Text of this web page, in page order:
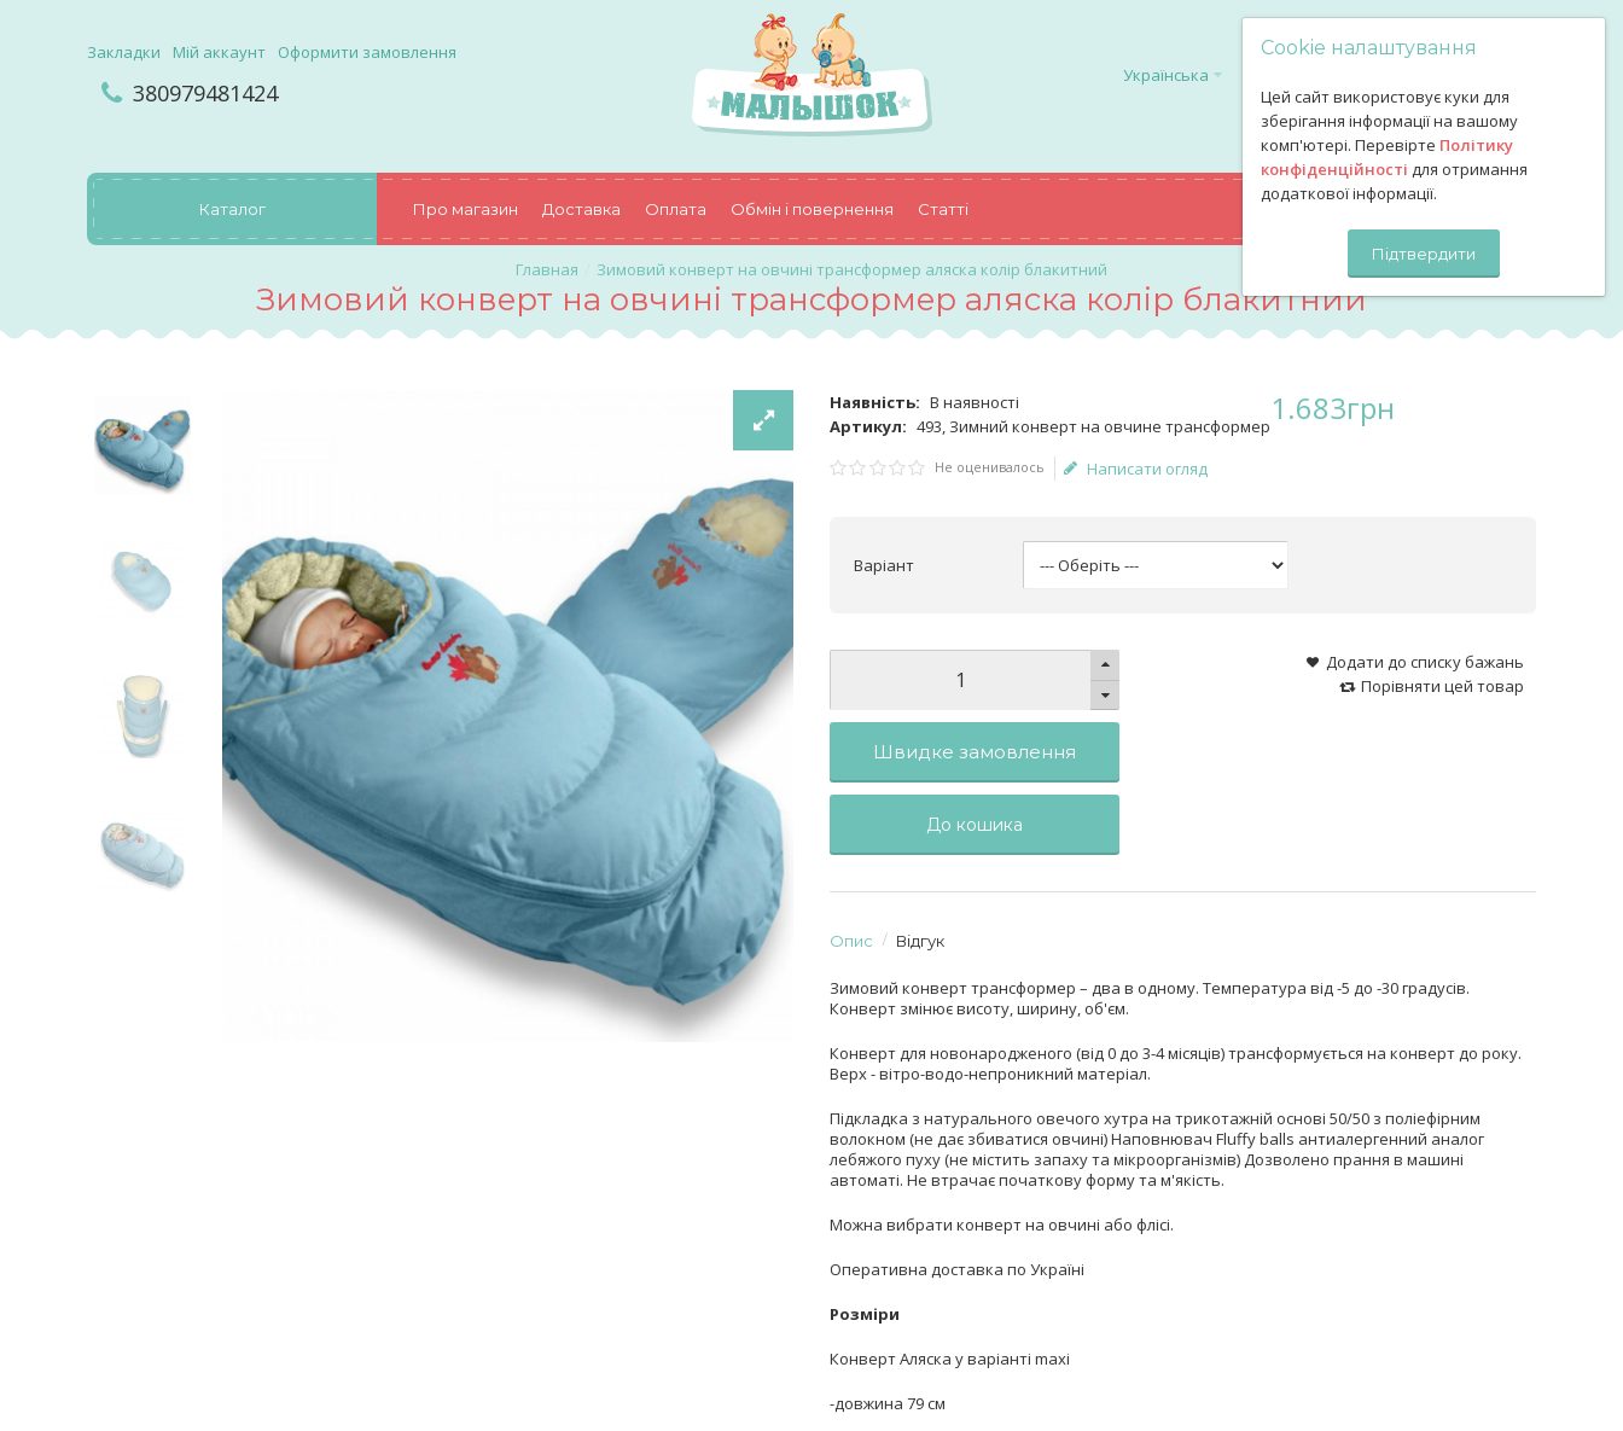
Cookie налаштування
Цей сайт використовує куки для
зберігання інформації на вашому
комп'ютері. Перевірте Політику
конфіденційності для отримання
додаткової інформації.
Підтвердити
Закладки Мій аккаунт Оформити замовлення
380979481424
Українська
Каталог Про магазин Доставка Оплата Обмін і повернення Статті КОШИК
Зимовий конверт на овчині трансформер аляска колір блакитний
Зимовий конверт на овчині трансформер аляска колір блакитний
Наявність: В наявності
Артикул: 493, Зимний конверт на овчине трансформер 1.683грн
Не оценивалось Написати огляд
Варіант
Швидке замовлення
До кошика
Додати до списку бажань
Порівняти цей товар
Опис Відгук
Зимовий конверт трансформер – два в одному. Температура від -5 до -30 градусів.
Конверт змінює висоту, ширину, об'єм.
Конверт для новонародженого (від 0 до 3-4 місяців) трансформується на конверт до року.
Верх - вітро-водо-непроникний матеріал.
Підкладка з натурального овечого хутра на трикотажній основі 50/50 з поліефірним
волокном (не дає збиватися овчині) Наповнювач Fluffy balls антиалергенний аналог
лебяжого пуху (не містить запаху та мікроорганізмів) Дозволено прання в машині
автоматі. Не втрачає початкову форму та м'якість.
Можна вибрати конверт на овчині або флісі.
Оперативна доставка по Україні
Розміри
Конверт Аляска у варіанті maxi
-довжина 79 см